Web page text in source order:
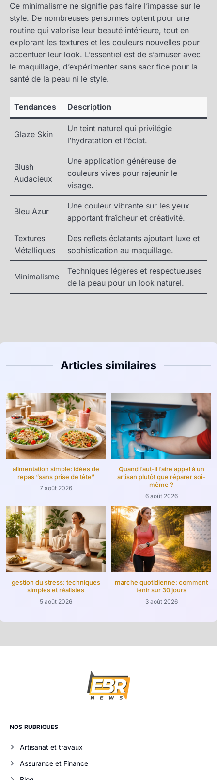
Ce minimalisme ne signifie pas faire l’impasse sur le
style. De nombreuses personnes optent pour une
routine qui valorise leur beauté intérieure, tout en
explorant les textures et les couleurs nouvelles pour
accentuer leur look. L’essentiel est de s’amuser avec
le maquillage, d’expérimenter sans sacrifice pour la
santé de la peau ni le style.
Tendances Description
Glaze Skin
Un teint naturel qui privilégie
l’hydratation et l’éclat.
Blush
Audacieux
Une application généreuse de
couleurs vives pour rajeunir le
visage.
Bleu Azur
Une couleur vibrante sur les yeux
apportant fraîcheur et créativité.
Textures
Métalliques
Des reflets éclatants ajoutant luxe et
sophistication au maquillage.
Minimalisme
Techniques légères et respectueuses
de la peau pour un look naturel.
Articles similaires
alimentation simple: idées de
repas “sans prise de tête”
7 août 2026
Quand faut-il faire appel à un
artisan plutôt que réparer soi-
même ?
6 août 2026
gestion du stress: techniques
simples et réalistes
5 août 2026
marche quotidienne: comment
tenir sur 30 jours
3 août 2026
NOS RUBRIQUES
Artisanat et travaux
Assurance et Finance